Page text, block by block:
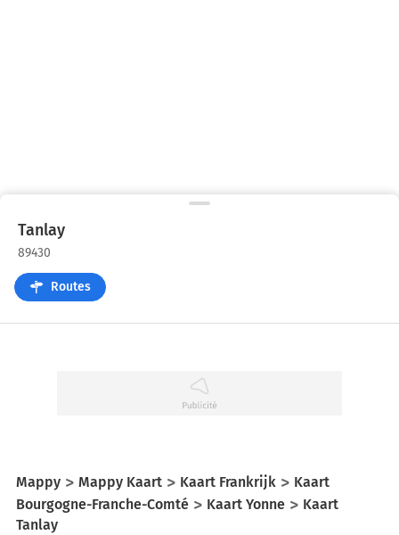
Tanlay
89430
Routes
Mappy Mappy Kaart Kaart Frankrijk
Kaart
Bourgogne-Franche-Comté
Kaart Yonne
Kaart
Tanlay